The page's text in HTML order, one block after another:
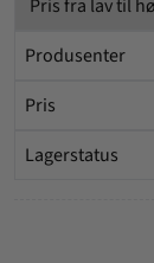
Produsenter
Pris
Lagerstatus